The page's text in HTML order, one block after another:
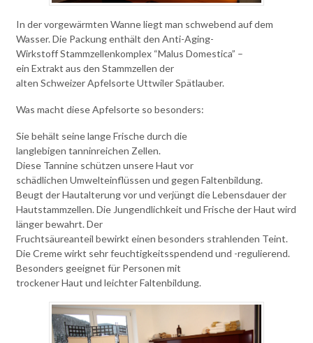
In der vorgewärmten Wanne liegt man schwebend auf dem
Wasser. Die Packung enthält den Anti-Aging-
Wirkstoff Stammzellenkomplex “Malus Domestica” –
ein Extrakt aus den Stammzellen der
alten Schweizer Apfelsorte Uttwiler Spätlauber.
Was macht diese Apfelsorte so besonders:
Sie behält seine lange Frische durch die
langlebigen tanninreichen Zellen.
Diese Tannine schützen unsere Haut vor
schädlichen Umwelteinflüssen und gegen Faltenbildung.
Beugt der Hautalterung vor und verjüngt die Lebensdauer der
Hautstammzellen. Die Jungendlichkeit und Frische der Haut wird
länger bewahrt. Der
Fruchtsäureanteil bewirkt einen besonders strahlenden Teint.
Die Creme wirkt sehr feuchtigkeitsspendend und -regulierend.
Besonders geeignet für Personen mit
trockener Haut und leichter Faltenbildung.